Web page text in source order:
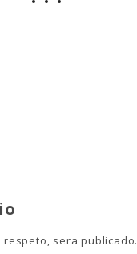
respeto, sera publicado.